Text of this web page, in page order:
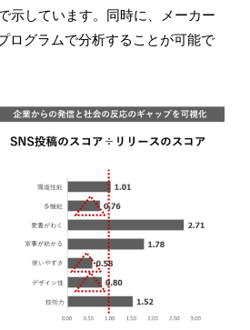
示しています。同時に、メーカー
ログラムで分析することが可能で